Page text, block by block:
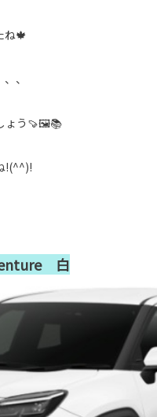
ね🍁
、
ょう🍠🖼📚
!(^^)!
白